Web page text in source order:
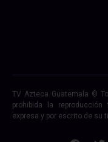
TV Azteca Guatemala ©
prohibida la
expresa y por escrito de su